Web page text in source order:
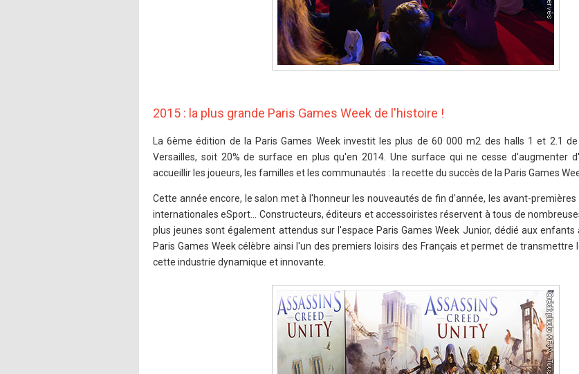
2015 : la plus grande Paris Games Week de l'histoire !
La 6ème édition de la Paris Games Week investit les plus de 60 000 m2 des halls 1 et 2.1
Versailles, soit 20% de surface en plus qu'en 2014. Une surface qui ne cesse d'augmenter
accueillir les joueurs, les familles et les communautés : la recette du succès de la Paris Games
Cette année encore, le salon met à l'honneur les nouveautés de fin d'année, les avant-
internationales eSport... Constructeurs, éditeurs et accessoiristes réservent à tous de
plus jeunes sont également attendus sur l'espace Paris Games Week Junior, dédié aux enfants
Paris Games Week célèbre ainsi l'un des premiers loisirs des Français et permet de transmettre
cette industrie dynamique et innovante.